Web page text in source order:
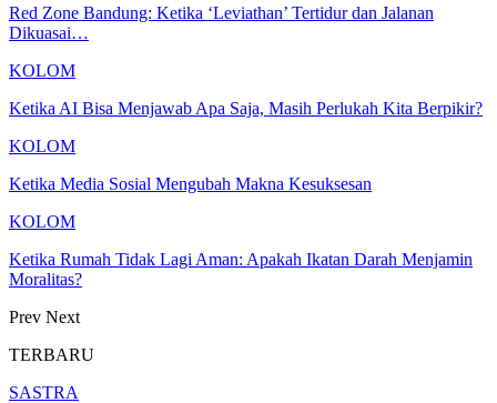
Red Zone Bandung: Ketika ‘Leviathan’ Tertidur dan Jalanan
Dikuasai…
KOLOM
Ketika AI Bisa Menjawab Apa Saja, Masih Perlukah Kita Berpikir?
KOLOM
Ketika Media Sosial Mengubah Makna Kesuksesan
KOLOM
Ketika Rumah Tidak Lagi Aman: Apakah Ikatan Darah Menjamin
Moralitas?
Prev Next
TERBARU
SASTRA